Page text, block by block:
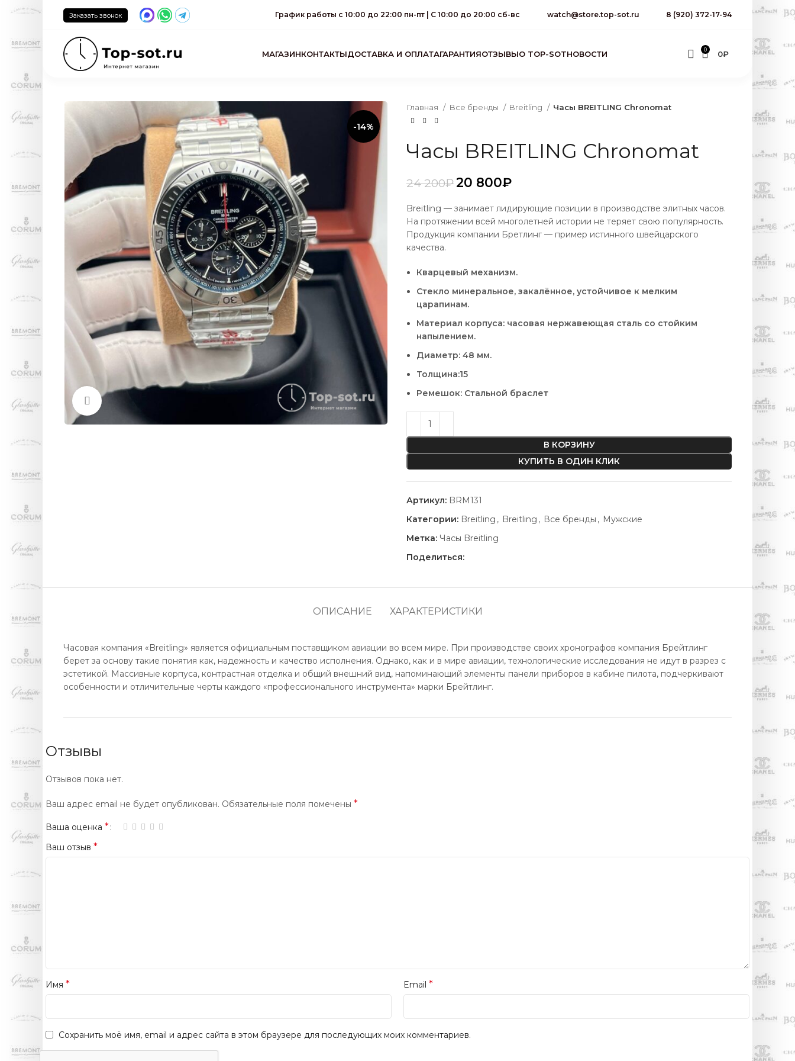
Заказать звонок График работы с 10:00 до 22:00 пн-пт | С 10:00 до 20:00 сб-вс watch@store.top-sot.ru 8 (920) 372-17-94
МАГАЗИНКОНТАКТЫДОСТАВКА И ОПЛАТАГАРАНТИЯОТЗЫВЫО TOP-SOTНОВОСТИ 0 0₽
-14%
Главная Все бренды Breitling Часы BREITLING Chronomat
₽
Часы BREITLING Chronomat
24 200₽20 800₽
Breitling — занимает лидирующие позиции в производстве элитных часов.
На протяжении всей многолетней истории не теряет свою популярность.
Продукция компании Бретлинг — пример истинного швейцарского
качества.
Кварцевый механизм.
Стекло минеральное, закалённое, устойчивое к мелким
царапинам.
Материал корпуса: часовая нержавеющая сталь со стойким
напылением.
Диаметр: 48 мм.
Толщина:15
Ремешок: Стальной браслет
В КОРЗИНУ
КУПИТЬ В ОДИН КЛИК
Артикул: BRM131
Категории: Breitling , Breitling , Все бренды , Мужские
Метка: Часы Breitling
Поделиться:
ОПИСАНИЕ ХАРАКТЕРИСТИКИ
Часовая компания «Breitling» является официальным поставщиком авиации во всем мире. При производстве своих хронографов компания Брейтлинг
берет за основу такие понятия как, надежность и качество исполнения. Однако, как и в мире авиации, технологические исследования не идут в разрез с
эстетикой. Массивные корпуса, контрастная отделка и общий внешний вид, напоминающий элементы панели приборов в кабине пилота, подчеркивают
особенности и отличительные черты каждого «профессионального инструмента» марки Брейтлинг.
Отзывы
Отзывов пока нет.
Ваш адрес email не будет опубликован. Обязательные поля помечены *
Ваша оценка *
Ваш отзыв *
Имя * Email *
Сохранить моё имя, email и адрес сайта в этом браузере для последующих моих комментариев.